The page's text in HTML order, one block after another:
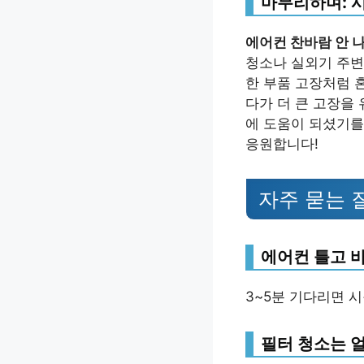
에어컨 찬바람 안
청소나 실외기 주
한 부품 고장처럼
다가 더 큰 고장을
에 도움이 되셨기
응원합니다!
자주 묻는
에어컨 틀고
3~5분 기다리면
필터 청소는